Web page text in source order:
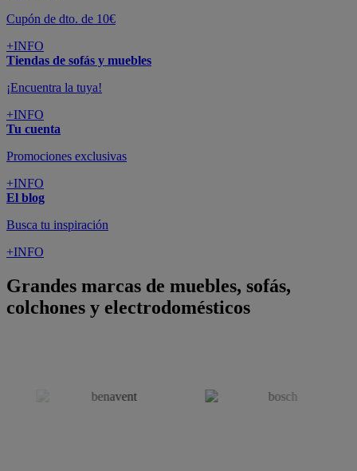
Cupón de dto. de 10€
+INFO
Tiendas de sofás y muebles
¡Encuentra la tuya!
+INFO
Tu cuenta
Promociones exclusivas
+INFO
El blog
Busca tu inspiración
+INFO
Grandes marcas de muebles, sofás,
colchones y electrodomésticos